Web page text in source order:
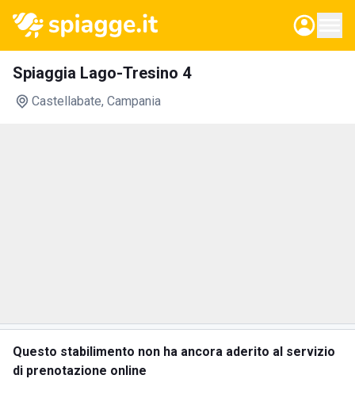
Spiaggia Lago-Tresino 4
Castellabate, Campania
Questo stabilimento non ha ancora aderito al servizio
di prenotazione online